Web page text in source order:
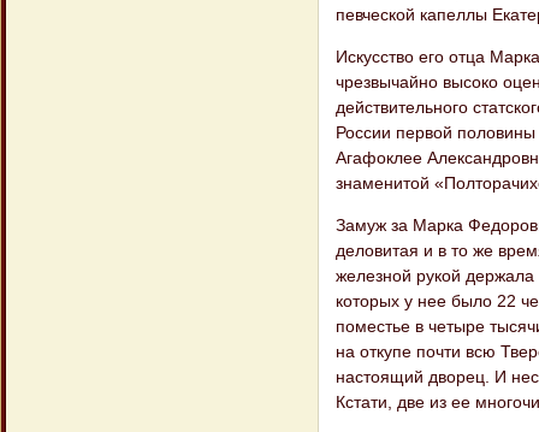
певческой капеллы
Искусство его отца
чрезвычайно высоко
действительного
России первой
Агафоклее
знаменитой
Замуж за Марка
деловитая и в то же
железной рукой держала
которых у нее было 22
поместье в четыре
на откупе почти всю
настоящий дворец. И
Кстати, две из ее